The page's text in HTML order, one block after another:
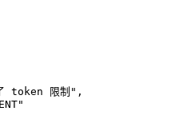
token 限制" ,